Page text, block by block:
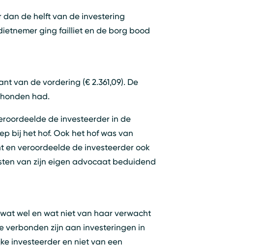
dan de helft van de investering
ging failliet en de borg bood
van de vordering (€ 2.361,09). De
had.
de investeerder in de
bij het hof. Ook het hof was van
en veroordeelde de investeerder ook
van zijn eigen advocaat beduidend
wel en wat niet van haar verwacht
verbonden zijn aan investeringen in
investeerder en niet van een